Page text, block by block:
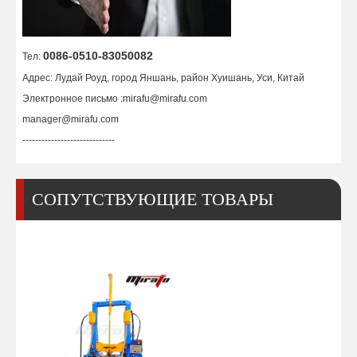
Тел: 0086-0510-83050082
Адрес: Лудай Роуд, город Яншань, район Хуишань, Уси, Китай
Электронное письмо :mirafu@mirafu.com
manager@mirafu.com
-----------------------------
СОПУТСТВУЮЩИЕ ТОВАРЫ
Станок для резки рам с ЧПУ Правильная машина